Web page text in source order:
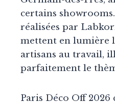
certains
réalisées par
mettent en lumière
artisans au travail,
parfaitement le
Paris Déco Off